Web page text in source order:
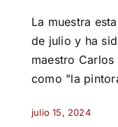
La muestra
de julio y ha
maestro
como "la
julio 15, 2024